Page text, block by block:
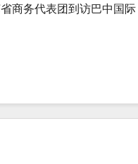
商务代表团到访巴中国际